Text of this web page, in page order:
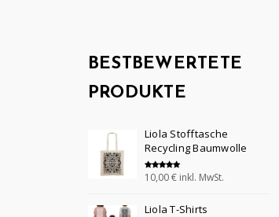
BESTBEWERTETE
PRODUKTE
Liola Stofftasche
Recycling Baumwolle
Bewertet mit
5.00
10,00€ inkl. MwSt.
Liola T-Shirts